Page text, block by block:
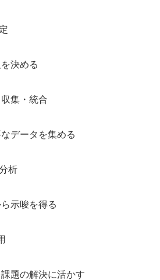
決める
集・統合
データを集める
析
示唆を得る
題の解決に活かす